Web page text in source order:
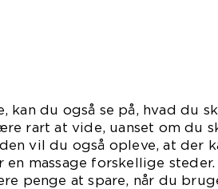
kan du også se på, hvad du
rart at vide, uanset om du
vil du også opleve, at der
massage forskellige steder.
penge at spare, når du